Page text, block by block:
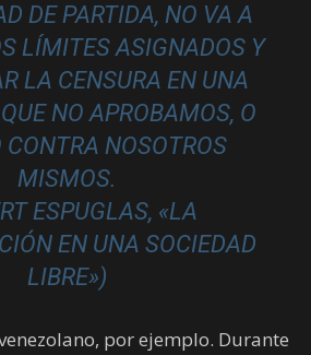
DE PARTIDA, NO VA A
LÍMITES ASIGNADOS Y
LA CENSURA EN UNA
NO APROBAMOS, O
CONTRA NOSOTROS
MISMOS.
ESPUGLAS, «LA
EN UNA SOCIEDAD
LIBRE»)
por ejemplo. Durante